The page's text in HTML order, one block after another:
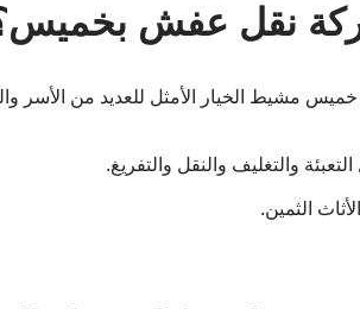
شركة نقل عفش
مشيط الخيار الأمثل للعديد من الأسر
والتغليف والنقل والتفريغ.
الثمين.